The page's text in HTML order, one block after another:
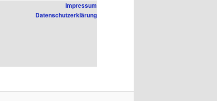
Impressum
Datenschutzerklärung